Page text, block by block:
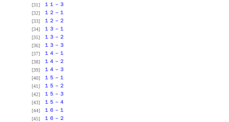
[31]
１１－３
[32]
１２－１
[33]
１２－２
[34]
１３－１
[35]
１３－２
[36]
１３－３
[37]
１４－１
[38]
１４－２
[39]
１４－３
[40]
１５－１
[41]
１５－２
[42]
１５－３
[43]
１５－４
[44]
１６－１
[45]
１６－２